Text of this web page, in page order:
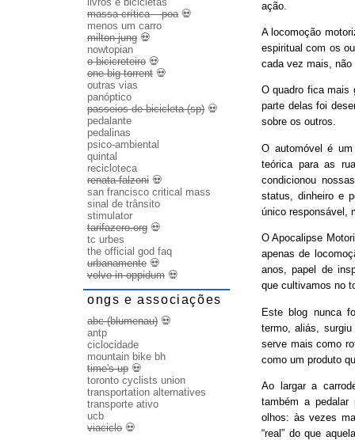
ação.
A locomoção
espiritual com os
cada vez mais,
O quadro fica mais
parte delas foi
sobre os outros.
O automóvel é
teórica para as
condicionou
status, dinheiro e
único responsável,
O Apocalipse
apenas de
anos, papel de
que cultivamos no
Este blog nunca
termo, aliás,
serve mais como
como um produto
Ao largar a
também a pedalar
olhos: às vezes
“real” do que
massa crítica – poa💀
menos um carro
milton jung 💀
nowtopian
o bicicreteiro 💀
one big torrent 💀
outras vias
panóptico
passeios de bicicleta (sp) 💀
pedalante
pedalinas
psico-ambiental
quintal
recicloteca
renata falzoni 💀
san francisco critical mass
sinal de trânsito
stimulator
tarifazero.org 💀
tc urbes
the official god faq
urbanamente 💀
volvo in oppidum 💀
ongs e associações
abc (blumenau) 💀
antp
ciclocidade
mountain bike bh
time's up 💀
toronto cyclists union
transportation alternatives
transporte ativo
ucb
viaciclo 💀